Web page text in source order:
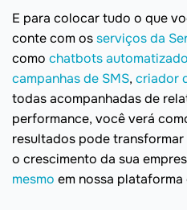
E para colocar tudo o que
conte com osserviços da
como chatbots
campanhas de SMS, criador
todas acompanhadas de
performance, você verá
resultados pode
o crescimento da sua
mesmo em nossa